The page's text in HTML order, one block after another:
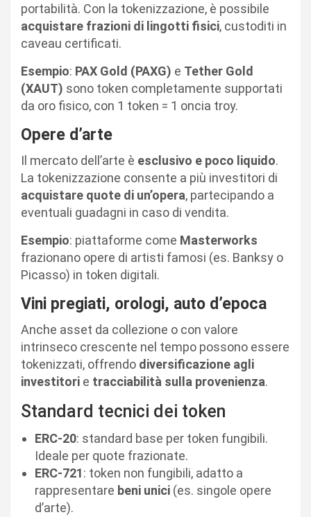
portabilità. Con la tokenizzazione, è possibile
acquistare frazioni di lingotti fisici, custoditi in
caveau certificati.
Esempio: PAX Gold (PAXG) e Tether Gold
(XAUT) sono token completamente supportati
da oro fisico, con 1 token = 1 oncia troy.
Opere d’arte
Il mercato dell’arte è esclusivo e poco liquido.
La tokenizzazione consente a più investitori di
acquistare quote di un’opera, partecipando a
eventuali guadagni in caso di vendita.
Esempio: piattaforme come Masterworks
frazionano opere di artisti famosi (es. Banksy o
Picasso) in token digitali.
Vini pregiati, orologi, auto d’epoca
Anche asset da collezione o con valore
intrinseco crescente nel tempo possono essere
tokenizzati, offrendo diversificazione agli
investitori e tracciabilità sulla provenienza.
Standard tecnici dei token
ERC-20: standard base per token fungibili.
Ideale per quote frazionate.
ERC-721: token non fungibili, adatto a
rappresentare beni unici (es. singole opere
d’arte).